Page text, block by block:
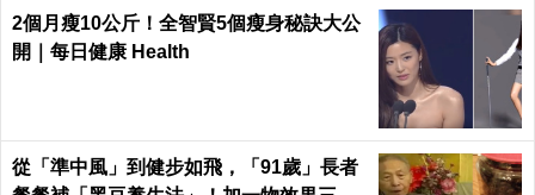
2個月瘦10公斤！全智賢5個瘦身秘訣大公
開｜每日健康 Health
從「準中風」到健步如飛，「91歲」長者